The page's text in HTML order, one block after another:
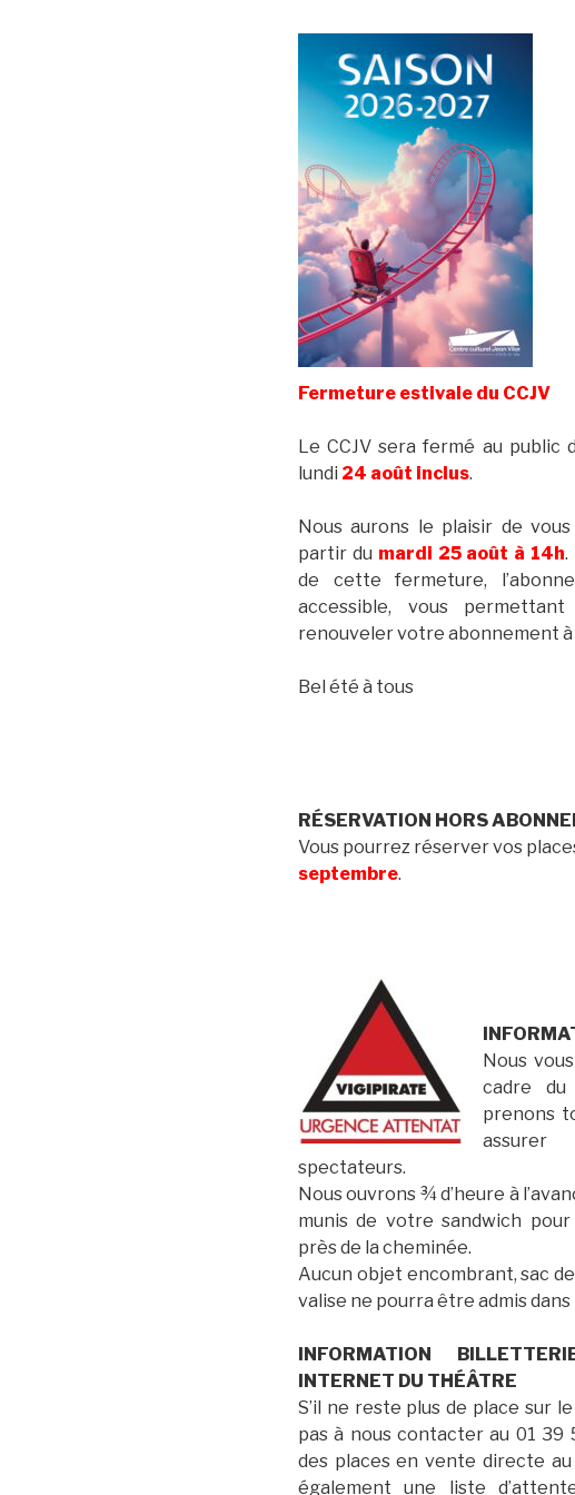
Fermeture estivale du CCJV
Le CCJV sera fermé au public
lundi 24 août inclus.
Nous aurons le plaisir de
partir du mardi 25 août à 14h.
de cette fermeture,
accessible, vous
renouveler votre abonnement
Bel été à tous
RÉSERVATION HORS
Vous pourrez réserver vos
septembre.
Nous
cadre du
prenons
spectateurs.
Nous ouvrons ¾ d’heure à
munis de votre sandwich
près de la cheminée.
Aucun objet encombrant, sac
valise ne pourra être admis
INFORMATION
INTERNET DU THÉÂTRE
S’il ne reste plus de place sur
pas à nous contacter au 01
des places en vente directe
également une liste